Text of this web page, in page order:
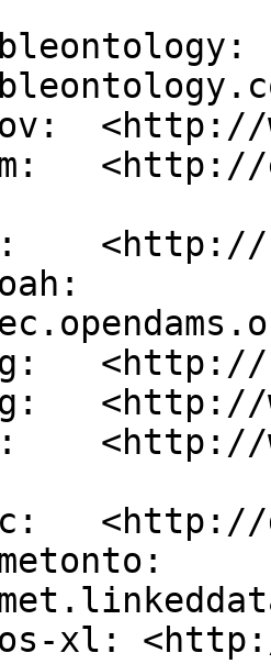
<http://
<http://
<http://
<http://
<http://
<http://
xl: